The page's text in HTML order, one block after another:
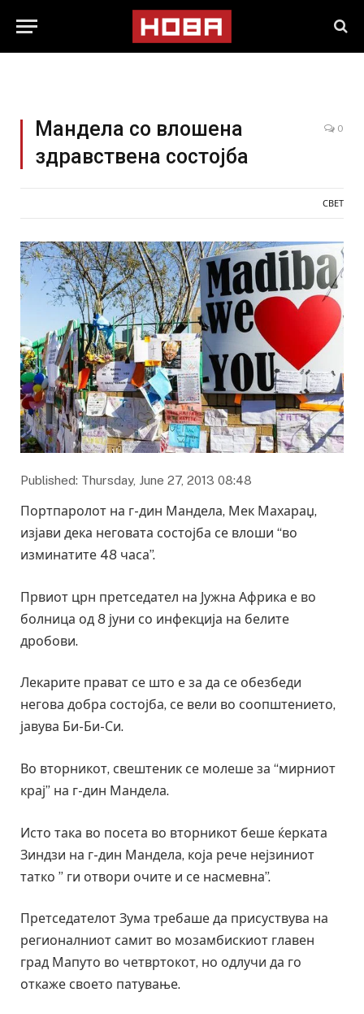
Мандела со влошена
здравствена состојба
0
СВЕТ
Published: Thursday, June 27, 2013 08:48
Портпаролот на г-дин Мандела, Мек Махараџ,
изјави дека неговата состојба се влоши “во
изминатите 48 часа”.
Првиот црн претседател на Јужна Африка е во
болница од 8 јуни со инфекција на белите
дробови.
Лекарите прават се што е за да се обезбеди
негова добра состојба, се вели во соопштението,
јавува Би-Би-Си.
Во вторникот, свештеник се молеше за “мирниот
крај” на г-дин Мандела.
Исто така во посета во вторникот беше ќерката
Зиндзи на г-дин Мандела, која рече нејзиниот
татко ” ги отвори очите и се насмевна”.
Претседателот Зума требаше да присуствува на
регионалниот самит во мозамбискиот главен
град Мапуто во четвртокот, но одлучи да го
откаже своето патување.